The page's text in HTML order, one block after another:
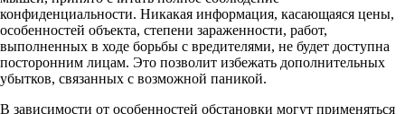
конфиденциальности. Никакая информация, касающаяся цены,
особенностей объекта, степени зараженности, работ,
выполненных в ходе борьбы с вредителями, не будет доступна
посторонним лицам. Это позволит избежать дополнительных
убытков, связанных с возможной паникой.
В зависимости от особенностей обстановки могут применяться